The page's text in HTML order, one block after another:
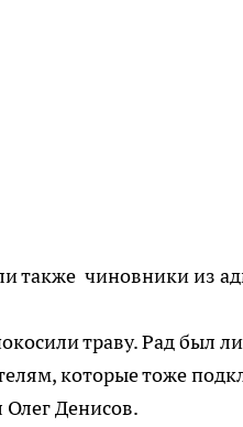
также чиновники из
траву. Рад был
которые тоже
Олег Денисов.